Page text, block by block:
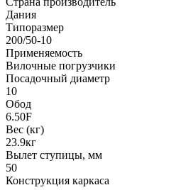
Дания
Типоразмер
200/50-10
Применяемость
Вилочные погрузчики
Посадочный диаметр
10
Обод
6.50F
Вес (кг)
23.9кг
Вылет ступицы, мм
50
Конструкция каркаса